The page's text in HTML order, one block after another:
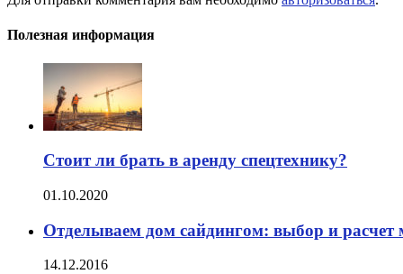
Полезная информация
Стоит ли брать в аренду спецтехнику?
01.10.2020
Отделываем дом сайдингом: выбор и
14.12.2016